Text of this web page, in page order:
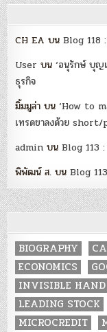
CH EA บนBlog 118 :
User บน‘อนุรักษ์ บุญ
ธุรกิจ
มิ้มมูล่า บน‘How to
เทรดขาลงด้วย
admin บนBlog 113
พิพัฒน์ ส. บนBlog
BIOGRAPHY
ECONOMICS
INVISIBLE HAND
LEADING STOCK
MICROCREDIT